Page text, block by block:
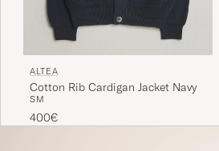
ALTEA
Cotton Rib Cardigan Jacket Navy
SM
400€